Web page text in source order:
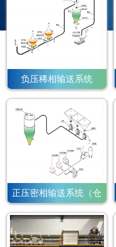
负压稀相输送系统
正压密相输送系统（仓
泵）